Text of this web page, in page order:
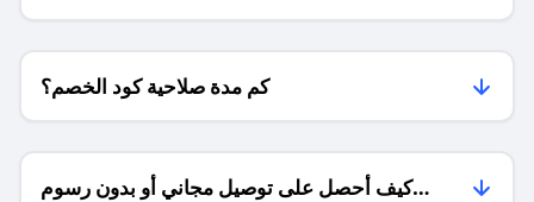
للمتاجر؟
كم مدة صلاحية كود الخصم؟
كيف أحصل على توصيل مجاني أو بدون رسوم